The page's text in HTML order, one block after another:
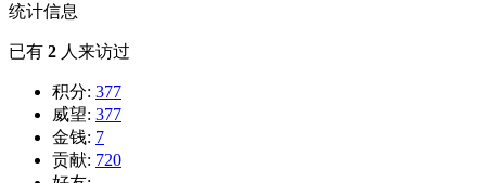
统计信息
已有 2 人来访过
积分: 377
威望: 377
金钱: 7
贡献: 720